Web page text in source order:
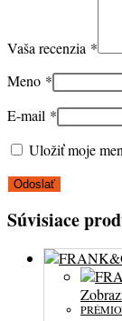
Vaša recenzia *
Meno *
E-mail *
Uložiť moje
Súvisiace